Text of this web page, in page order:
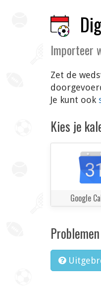
Importeer
Zet de
Je kunt ook
Kies je
Google